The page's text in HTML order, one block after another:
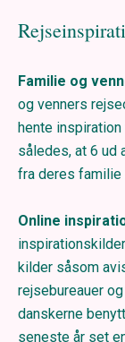
Familie og
og venners
hente
således, at 6 ud
fra deres familie
Online
kilder såsom
rejsebureauer
danskerne
seneste år set